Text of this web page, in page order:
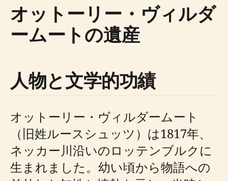
オットーリー・ヴィルダ
ームートの遺産
人物と文学的功績
オットーリー・ヴィルダームート
（旧姓ルースシュッツ）は1817年、
ネッカー川沿いのロッテンブルクに
生まれました。幼い頃から物語への